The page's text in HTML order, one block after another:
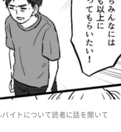
イトについて読者に話を聞いて